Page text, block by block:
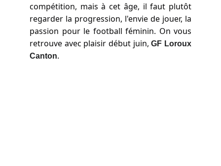
compétition, mais à cet âge, il faut plutôt
regarder la progression, l'envie de jouer, la
passion pour le football féminin. On vous
retrouve avec plaisir début juin,GF Loroux
Canton.